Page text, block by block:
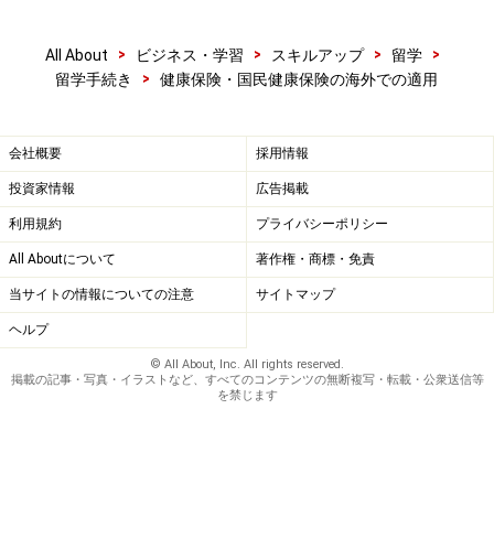
All About > ビジネス・学習 > スキルアップ > 留学
>
留学手続き
> 健康保険・国民健康保険の海外での適用
会社概要 採用情報
投資家情報 広告掲載
利用規約 プライバシーポリシー
All Aboutについて 著作権・商標・免責
当サイトの情報についての注意 サイトマップ
ヘルプ
© All About, Inc. All rights reserved.
掲載の記事・写真・イラストなど、すべてのコンテンツの無断複写・転載・公衆送信等
を禁じます